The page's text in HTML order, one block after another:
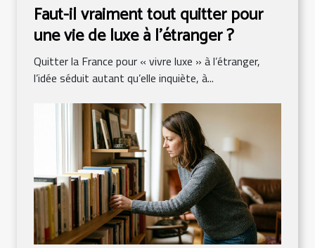
Faut-il vraiment tout quitter pour
une vie de luxe à l’étranger ?
Quitter la France pour « vivre luxe » à l’étranger,
l’idée séduit autant qu’elle inquiète, à...